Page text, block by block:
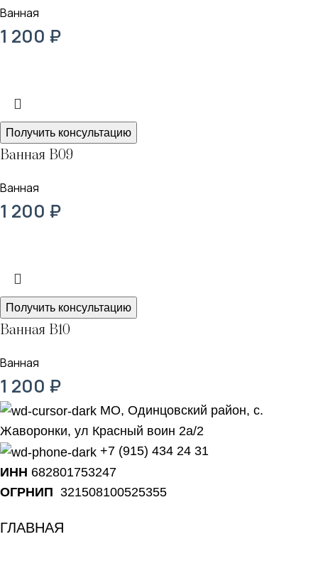
Ванная
1 200 ₽
Получить консультацию
Ванная В09
Ванная
1 200 ₽
Получить консультацию
Ванная В10
Ванная
1 200 ₽
МО, Одинцовский район, с.
Жаворонки, ул Красный воин 2а/2
+7 (915) 434 24 31
ИНН 682801753247
ОГРНИП 321508100525355
ГЛАВНАЯ